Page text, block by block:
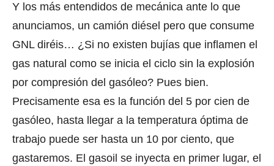
Y los más entendidos de mecánica ante lo que
anunciamos, un camión diésel pero que consume
GNL diréis… ¿Si no existen bujías que inflamen el
gas natural como se inicia el ciclo sin la explosión
por compresión del gasóleo? Pues bien.
Precisamente esa es la función del 5 por cien de
gasóleo, hasta llegar a la temperatura óptima de
trabajo puede ser hasta un 10 por ciento, que
gastaremos. El gasoil se inyecta en primer lugar, el